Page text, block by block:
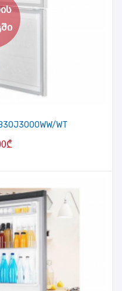
WT
₾